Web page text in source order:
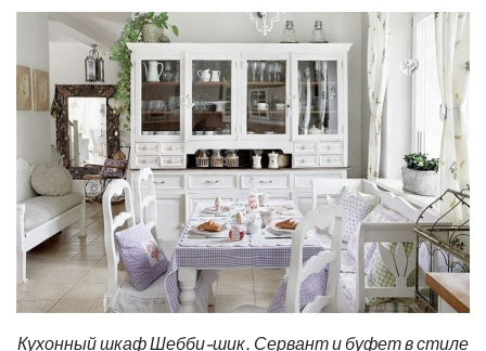
Кухонный шкаф Шебби-шик. Сервант и буфет в стиле